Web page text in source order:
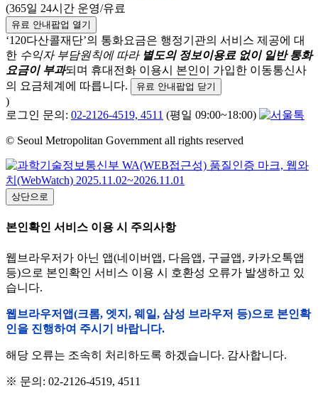
(365일 24시간 운영/유료
유료 안내팝업 열기
‘120다산콜재단’의 통화요금은 행정기관의 서비스 제공에 대
한 수익자 부담원칙에 따라 별도의 정보이용료 없이 일반 통화
요금이 부과되며 휴대전화 이용시 본인이 가입한 이동통신사
의 요금체계에 따릅니다.
유료 안내팝업 닫기
)
로그인 문의: 02-2126-4519, 4511 (평일 09:00~18:00)
© Seoul Metropolitan Government all rights reserved
상단으로
본인확인 서비스 이용 시 주의사항
웹브라우저가 아닌 앱(네이버앱, 다음앱, 구글앱, 카카오톡앱
등)으로 본인확인 서비스 이용 시 호환성 오류가 발생하고 있
습니다.
웹브라우저앱(크롬, 엣지, 웨일, 삼성 브라우저 등)으로 본인확
인을 진행하여 주시기 바랍니다.
해당 오류는 조속히 처리하도록 하겠습니다. 감사합니다.
※ 문의: 02-2126-4519, 4511